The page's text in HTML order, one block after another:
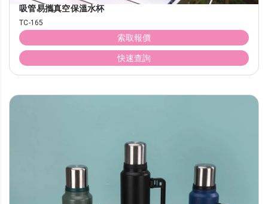
吸管易攜真空保溫水杯
TC-165
索取報價
快速查詢